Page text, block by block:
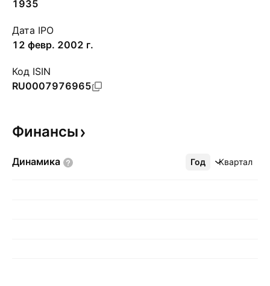
1935
Дата IPO
12 февр. 2002 г.
Код ISIN
RU0007976965
Финансы
Динамика Год Квартал
Ещё